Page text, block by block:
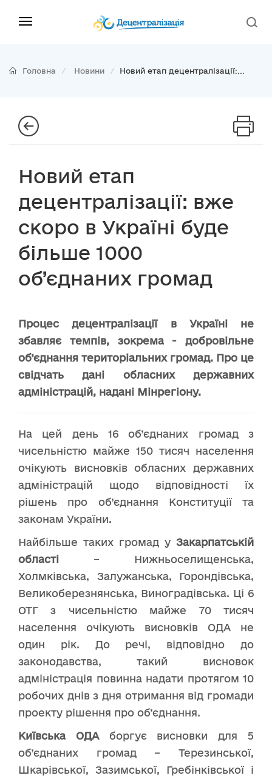
Головна Новини Новий етап децентралізації:...
Новий етап
децентралізації: вже
скоро в Україні буде
більше 1000
об’єднаних громад
Процес децентралізації в Україні не
збавляє темпів, зокрема - добровільне
об’єднання територіальних громад. Про це
свідчать дані обласних державних
адміністрацій, надані Мінрегіону.
На цей день 16 об’єднаних громад з
чисельністю майже 150 тисяч населення
очікують висновків обласних державних
адміністрацій щодо відповідності їх
рішень про об’єднання Конституції та
законам України.
Найбільше таких громад у Закарпатській
області – Нижньоселищенська,
Холмківська, Залужанська, Горондівська,
Великоберезнянська, Виноградівська. Ці 6
ОТГ з чисельністю майже 70 тисяч
населення очікують висновків ОДА не
один рік. До речі, відповідно до
законодавства, такий висновок
адміністрація повинна надати протягом 10
робочих днів з дня отримання від громади
проекту рішення про об’єднання.
Київська ОДАборгує висновки для 5
об’єднаних громад – Терезинської,
Шкарівської, Зазимської, Гребінківської і